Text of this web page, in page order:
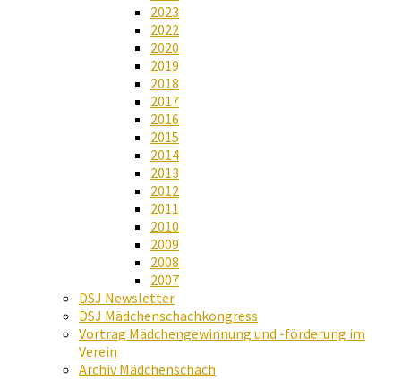
2023
2022
2020
2019
2018
2017
2016
2015
2014
2013
2012
2011
2010
2009
2008
2007
DSJ Newsletter
DSJ Mädchenschachkongress
Vortrag Mädchengewinnung und -förderung im
Verein
Archiv Mädchenschach